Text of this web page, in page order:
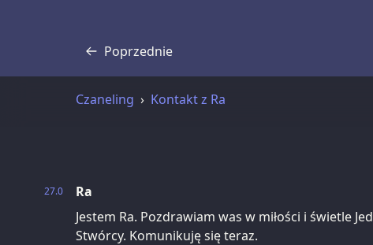
Poprzednie
Transkrypcja
Czaneling Kontakt z Ra
27.0
Ra
Jestem Ra. Pozdrawiam was w miłości i świetle
Stwórcy. Komunikuję się teraz.